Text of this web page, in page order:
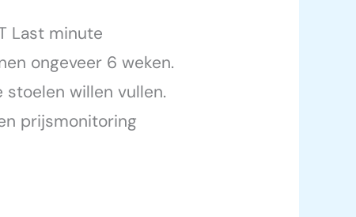
Last minute
ongeveer 6 weken.
willen vullen.
prijsmonitoring